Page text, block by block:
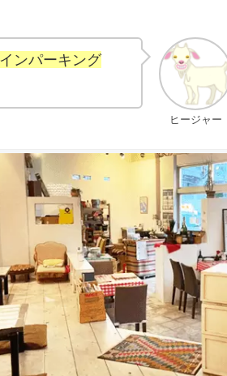
ヒージャー
ンパーキング